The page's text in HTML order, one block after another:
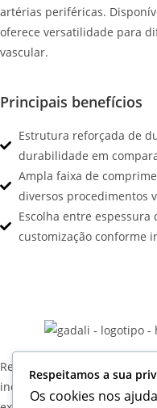
artérias periféricas.
oferece versatilidade para
vascular.
Principais benefícios
Estrutura reforçada de
durabilidade em
Ampla faixa de
diversos procedimentos
Escolha entre
customização conforme
Referência em soluções
inovação, qualidade e
Respeitamos a sua
Os cookies nos